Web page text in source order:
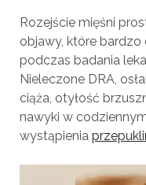
Rozejście mięśni
objawy, które bardzo
podczas badania
Nieleczone DRA,
ciąża, otyłość
nawyki w
wystąpienia